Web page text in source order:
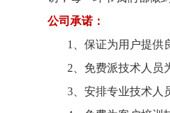
公司承诺：
1、保证为用户提供良
2、免费派技术人员为
3、安排专业技术人员